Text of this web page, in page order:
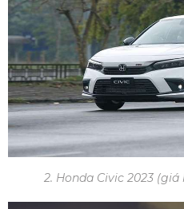
2. Honda Civic 2023 (giá